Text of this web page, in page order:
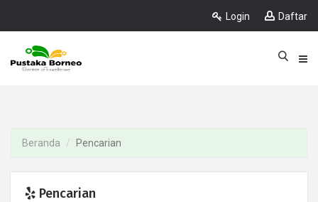
Login Daftar
Beranda Pencarian
Pencarian